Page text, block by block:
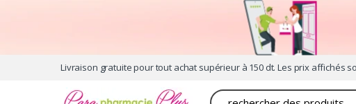
Livraison gratuite pour tout achat supérieur à 150 dt. Les prix affichés
Recherche